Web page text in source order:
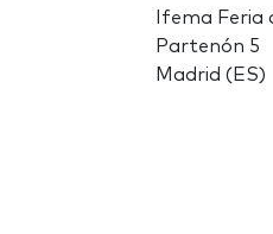
Ifema Feria
Partenón 5
Madrid (ES)